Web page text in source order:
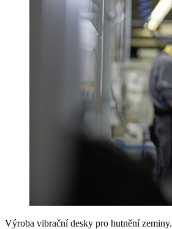
Výroba vibrační desky pro hutnění zeminy.